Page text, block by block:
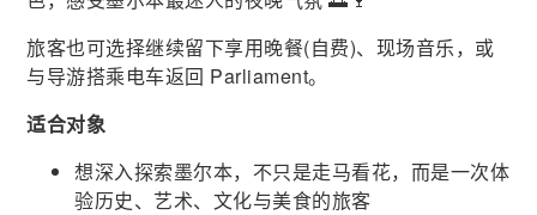
旅客也可选择继续留下享用晚餐(自费)、现场音乐，或
与导游搭乘电车返回 Parliament。
适合对象
想深入探索墨尔本，不只是走马看花，而是一次体
验历史、艺术、文化与美食的旅客